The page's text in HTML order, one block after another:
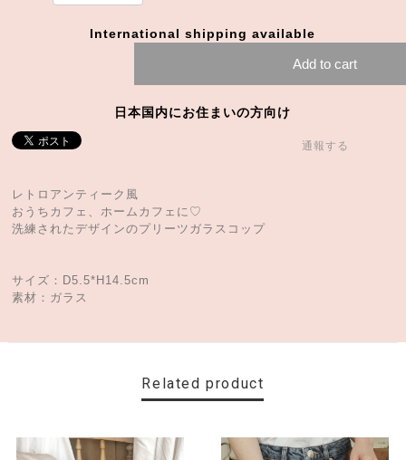
International shipping available
Add to cart
日本国内にお住まいの方向け
通報する
レトロアンティーク風
おうちカフェ、ホームカフェに♡
洗練されたデザインのプリーツガラスコップ
サイズ：D5.5*H14.5cm
素材：ガラス
Related product